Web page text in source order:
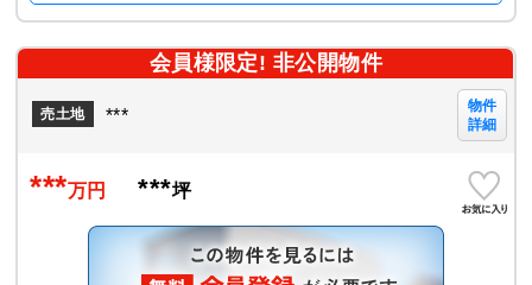
会員様限定! 非公開物件
売土地 ***
物件
詳細
***万円 ***坪